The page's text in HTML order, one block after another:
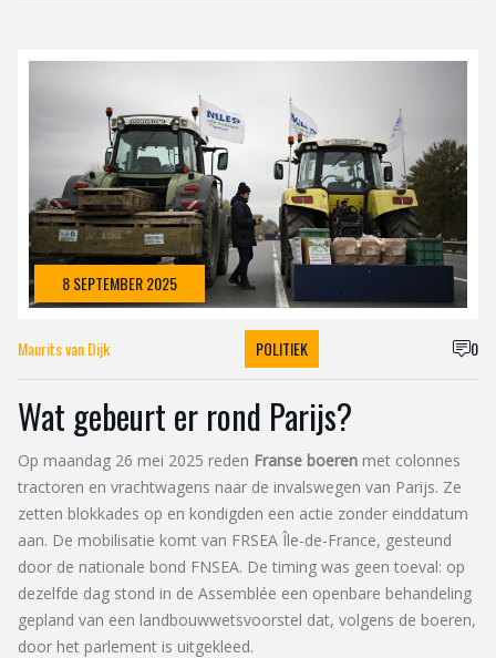
8 SEPTEMBER 2025
Maurits van Dijk POLITIEK 0
Wat gebeurt er rond Parijs?
Op maandag 26 mei 2025 reden Franse boeren met colonnes
tractoren en vrachtwagens naar de invalswegen van Parijs. Ze
zetten blokkades op en kondigden een actie zonder einddatum
aan. De mobilisatie komt van FRSEA Île-de-France, gesteund
door de nationale bond FNSEA. De timing was geen toeval: op
dezelfde dag stond in de Assemblée een openbare behandeling
gepland van een landbouwwetsvoorstel dat, volgens de boeren,
door het parlement is uitgekleed.